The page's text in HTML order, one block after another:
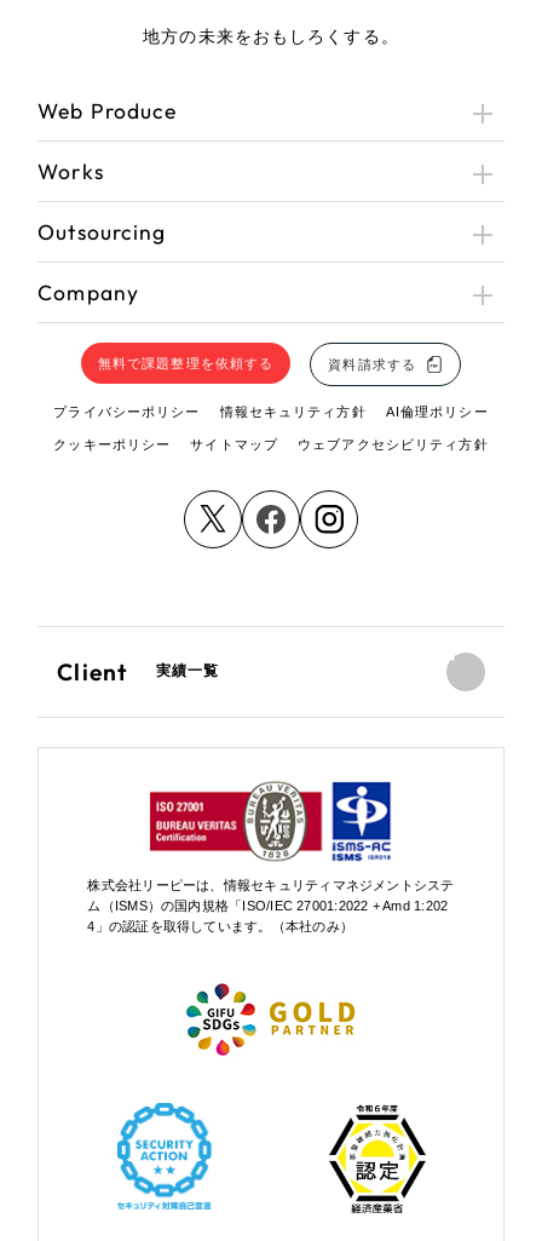
地方の未来をおもしろくする。
Web Produce
Works
Outsourcing
Company
無料で課題整理を依頼する 資料請求する
プライバシーポリシー 情報セキュリティ方針 AI倫理ポリシー
クッキーポリシー サイトマップ ウェブアクセシビリティ方針
Client 実績一覧
株式会社リーピーは、情報セキュリティマネジメントシステ
ム（ISMS）の国内規格「ISO/IEC 27001:2022 + Amd 1:202
4」の認証を取得しています。（本社のみ）